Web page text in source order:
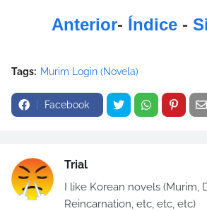
Anterior- Índice -
Tags: Murim Login (Novela)
Facebook
Trial
I like Korean novels (Murim,
Reincarnation, etc, etc, etc)